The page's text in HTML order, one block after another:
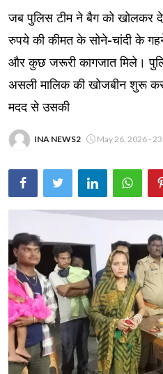
वायरल न्यूज़
जब पुलिस टीम ने बैग को खोलकर
रुपये की कीमत के सोने-चांदी के
और कुछ जरूरी कागजात मिले।
असली मालिक की खोजबीन शुरू
मदद से उसकी
INA NEWS2 May 26, 2026 -